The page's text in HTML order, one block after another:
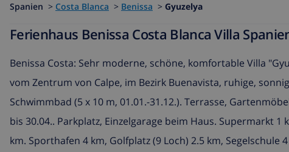
Spanien > Costa Blanca > Benissa > Gyuzelya
Ferienhaus Benissa Costa Blanca Villa
Benissa Costa: Sehr moderne, schöne, komfortable Villa
vom Zentrum von Calpe, im Bezirk Buenavista, ruhige,
Schwimmbad (5 x 10 m, 01.01.-31.12.). Terrasse,
bis 30.04.. Parkplatz, Einzelgarage beim Haus. Supermarkt
km. Sporthafen 4 km, Golfplatz (9 Loch) 2.5 km,